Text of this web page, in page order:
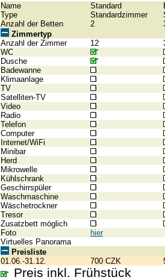
Name Standard
Type
Standardzimmer
Anzahl der Betten
2
Zimmertyp
Anzahl der Zimmer
12
WC
Dusche
Badewanne
Klimaanlage
TV
Satelliten-TV
Video
Radio
Telefon
Computer
Internet/WiFi
Minibar
Herd
Mikrowelle
Kühlschrank
Geschirrspüler
Waschmaschine
Wäschetrockner
Tresor
Zusatzbett möglich
Foto
hier
Virtuelles Panorama
Preisliste
01.06.-31.12.
700 CZK
Preis inkl. Frühstück